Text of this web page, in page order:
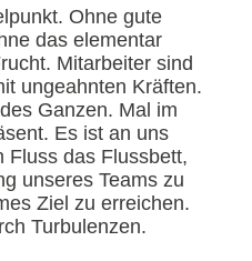
Ohne gute
das elementar
Mitarbeiter sind
ungeahnten Kräften.
Ganzen. Mal im
Es ist an uns
Fluss das Flussbett,
unseres Teams zu
Ziel zu erreichen.
Turbulenzen.